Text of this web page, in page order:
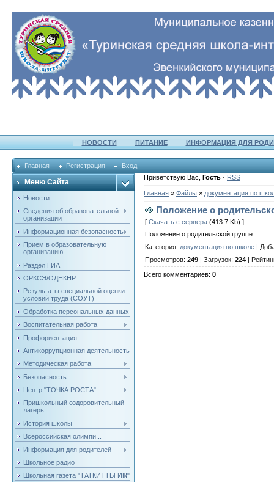
НОВОСТИ ПИТАНИЕ ИНФОРМАЦИЯ ДЛЯ
Главная Регистрация Вход
Меню Сайта
Новости
Сведения об образовательной
организации
Информационная безопасность
Прием в образовательную
организацию
Раздел ГИА
ОРКСЭ/ОДНКНР
Результаты специальной оценки
условий труда (СОУТ)
Обработка персональных данных
Воспитательная работа
Профориентация
Антикоррупционная деятельность
Методическая работа
Безопасность
Центр "ТОЧКА РОСТА"
Пришкольный оздоровительный
лагерь
История школы
Всероссийская олимпи...
Информация для родителей
Школьное радио
Школьная газета "ТАТКИТТЫ ИН"
Приветствую Вас Гость · RSS
Главная » Файлы » документация по
Положение о
[ Скачать с сервера (413.7 Kb) ]
Положение о родительской группе
Категория: документация по школе
Просмотров: 249 Загрузок: 224
Всего комментариев: 0